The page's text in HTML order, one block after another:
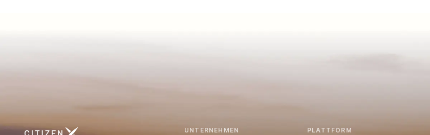
UNTERNEHMEN
PLATTFORM